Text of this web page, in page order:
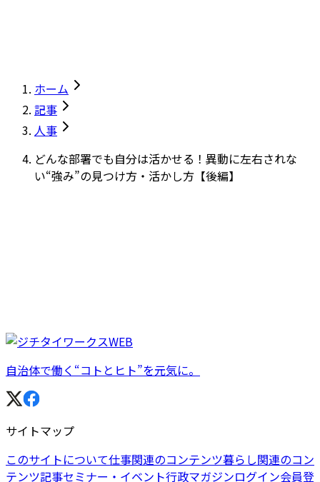
ホーム
記事
人事
どんな部署でも自分は活かせる！異動に左右されな
い“強み”の見つけ方・活かし方【後編】
自治体で働く“コトとヒト”を元気に。
サイトマップ
このサイトについて仕事関連のコンテンツ暮らし関連のコン
テンツ記事セミナー・イベント行政マガジンログイン会員登